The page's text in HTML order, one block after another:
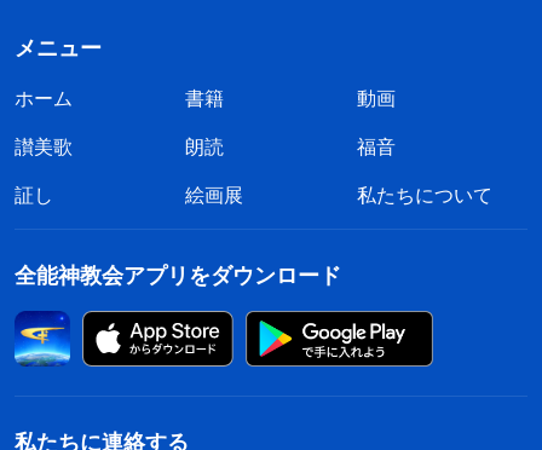
メニュー
ホーム 書籍
動画
讃美歌
朗読
福音
証し
絵画展 私たちについて
全能神教会アプリをダウンロード
私たちに連絡する